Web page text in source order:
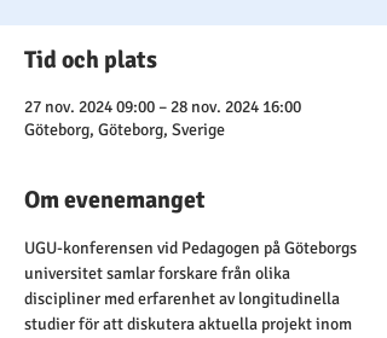
Tid och plats
27 nov. 2024 09:00 – 28 nov. 2024 16:00
Göteborg, Göteborg, Sverige
Om evenemanget
UGU-konferensen vid Pedagogen på Göteborgs
universitet samlar forskare från olika
discipliner med erfarenhet av longitudinella
studier för att diskutera aktuella projekt inom